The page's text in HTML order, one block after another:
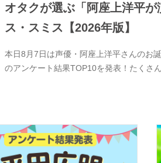
オタクが選ぶ「阿座上洋平
ス・スミス【2026年版】
本日8月7日は声優・阿座上洋平さんのお
のアンケート結果TOP10を発表！たくさ